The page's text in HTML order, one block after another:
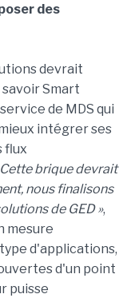
des
devrait
Smart
de MDS qui
intégrer ses
flux
Cette brique devrait
nous finalisons
de GED »,
mesure
d'applications,
d'un point
puisse